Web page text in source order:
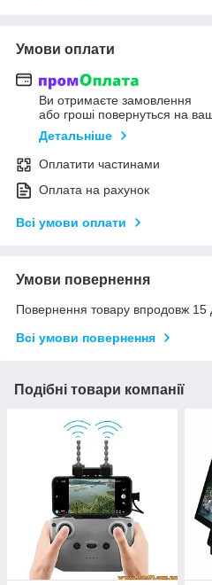
Умови оплати
Ви отримаєте замовлення
або гроші повернуться на
Детальніше
Оплатити частинами
Оплата на рахунок
Всі умови оплати
Умови повернення
Повернення товару впродовж 15
Всі умови повернення
Подібні товари компанії